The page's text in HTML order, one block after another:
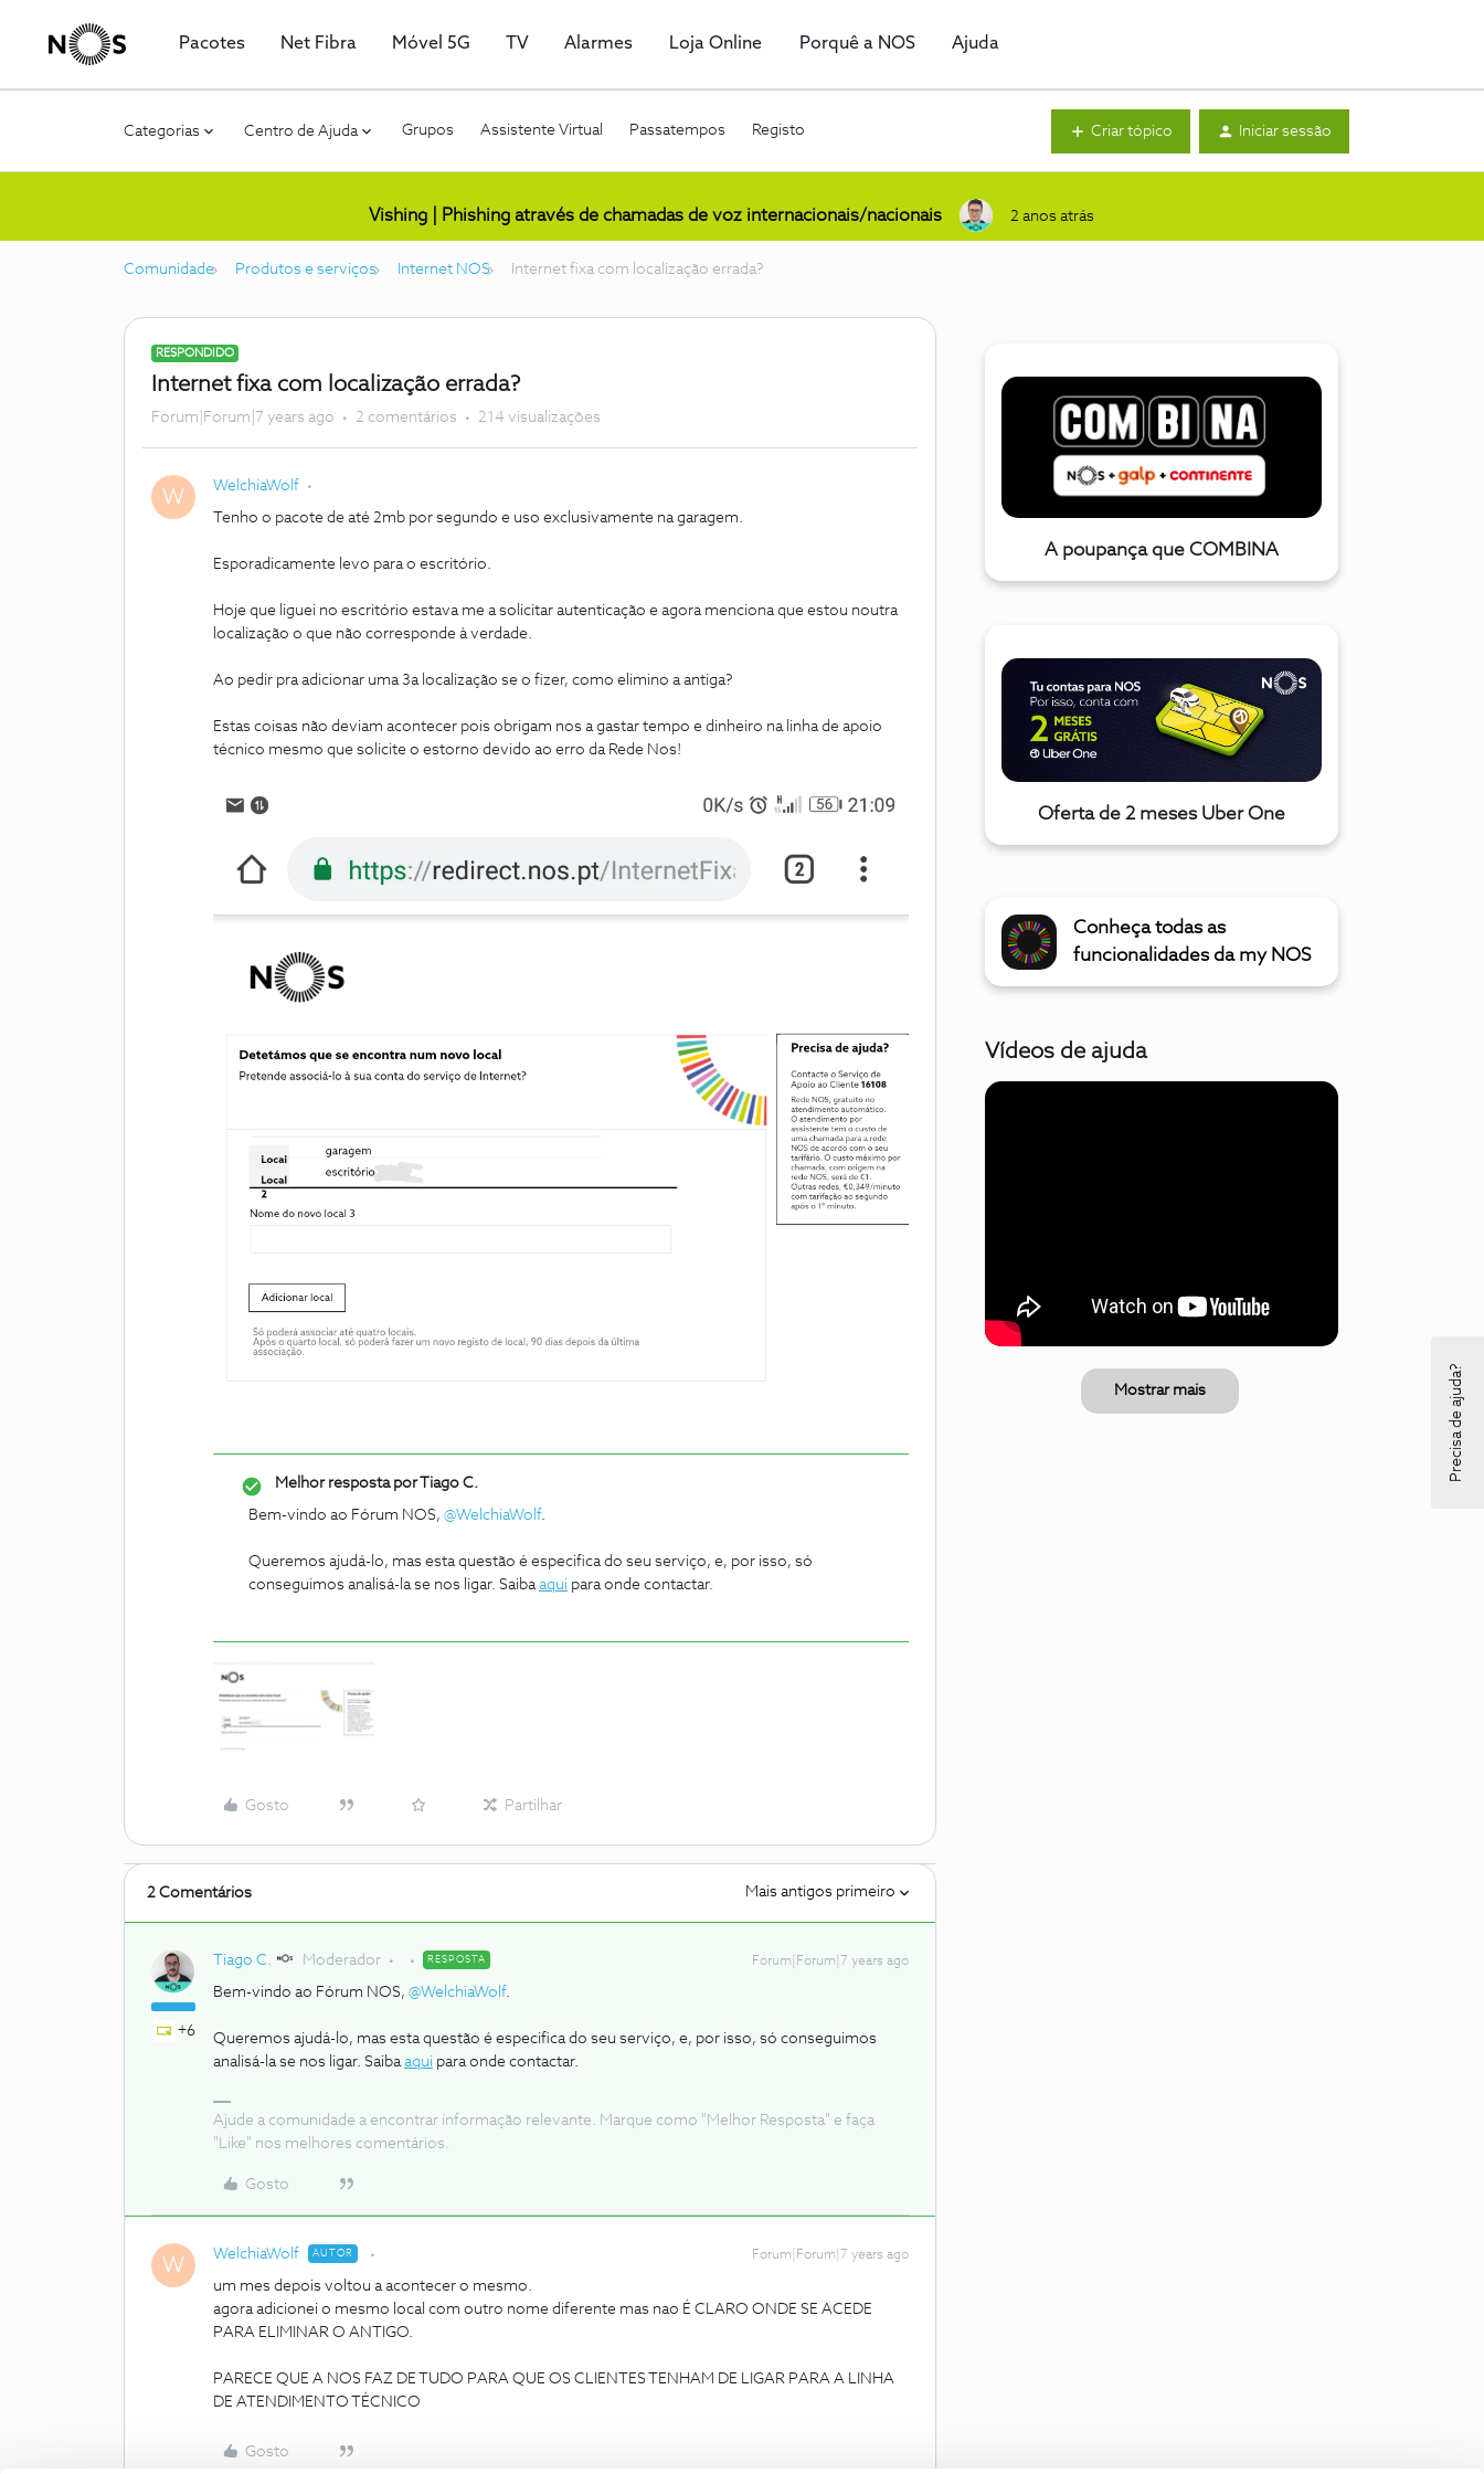
Pacotes Net Fibra Móvel 5G TV Alarmes Loja Online Porquê a NOS Ajuda
Categorias Centro de Ajuda Grupos Assistente Virtual Passatempos Registo Criar tópico Iniciar sessão
Vishing | Phishing através de chamadas de voz internacionais/nacionais 2 anos atrás
Comunidade Produtos e serviços Internet NOS Internet fixa com localização errada?
RESPONDIDO
Internet fixa com localização errada?
Forum|Forum|7 years ago 2 comentários 214 visualizações
W WelchiaWolf
Tenho o pacote de até 2mb por segundo e uso exclusivamente na garagem.
Esporadicamente levo para o escritório.
Hoje que liguei no escritório estava me a solicitar autenticação e agora menciona que estou noutra
localização o que não corresponde à verdade.
Ao pedir pra adicionar uma 3a localização se o fizer, como elimino a antiga?
Estas coisas não deviam acontecer pois obrigam nos a gastar tempo e dinheiro na linha de apoio
técnico mesmo que solicite o estorno devido ao erro da Rede Nos!
Melhor resposta porTiago C.
Bem-vindo ao Fórum NOS, @WelchiaWolf.
Queremos ajudá-lo, mas esta questão é especifica do seu serviço, e, por isso, só
conseguimos analisá-la se nos ligar. Saibaaqui para onde contactar.
Gosto Partilhar
2 Comentários Mais antigos primeiro
+6
Tiago C. Moderador RESPOSTA Forum|Forum|7 years ago
Bem-vindo ao Fórum NOS, @WelchiaWolf.
Queremos ajudá-lo, mas esta questão é especifica do seu serviço, e, por isso, só conseguimos
analisá-la se nos ligar. Saiba aqui para onde contactar.
Ajude a comunidade a encontrar informação relevante. Marque como "Melhor Resposta" e faça
"Like" nos melhores comentários.
Gosto
W WelchiaWolf AUTOR Forum|Forum|7 years ago
um mes depois voltou a acontecer o mesmo.
agora adicionei o mesmo local com outro nome diferente mas nao É CLARO ONDE SE ACEDE
PARA ELIMINAR O ANTIGO.
PARECE QUE A NOS FAZ DE TUDO PARA QUE OS CLIENTES TENHAM DE LIGAR PARA A LINHA
DE ATENDIMENTO TÉCNICO
Gosto
A poupança que COMBINA
Oferta de 2 meses Uber One
Conheça todas as
funcionalidades da my NOS
Vídeos de ajuda
Mostrar mais Precisa de ajuda?